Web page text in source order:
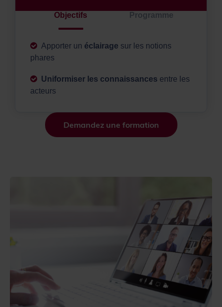
Objectifs Programme
Apporter un éclairage sur les notions
phares
Uniformiser les connaissances entre les
acteurs
Demandez une formation